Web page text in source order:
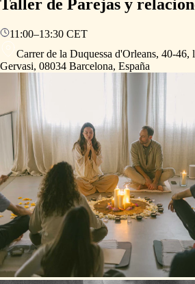
Taller de Parejas y
11:00–13:30 CET
Carrer de la Duquessa d'Orleans, 40-46,
Gervasi, 08034 Barcelona, España